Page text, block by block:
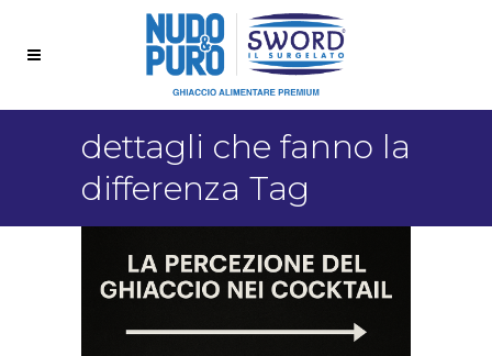
dettagli che fanno la
differenza Tag